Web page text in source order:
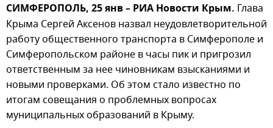
СИМФЕРОПОЛЬ, 25 янв – РИА Новости Крым. Глава
Крыма Сергей Аксенов назвал неудовлетворительной
работу общественного транспорта в Симферополе и
Симферопольском районе в часы пик и пригрозил
ответственным за нее чиновникам взысканиями и
новыми проверками. Об этом стало известно по
итогам совещания о проблемных вопросах
муниципальных образований в Крыму.